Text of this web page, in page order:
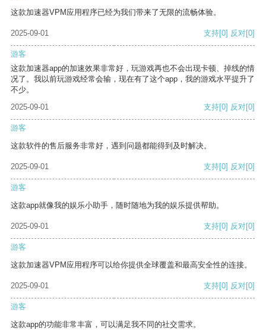
这款加速器VPM应用程序已经为我们带来了无限的流畅体验。
2025-09-01 支持[0] 反对[0]
游客
这款加速器app的加速效果非常好，玩游戏再也不会出现卡顿、掉线的情
况了。我以前玩游戏经常会输，现在有了这个app，我的游戏水平提升了
不少。
2025-09-01
支持[0] 反对[0]
游客
这款软件的售后服务非常好，遇到问题都能得到及时解决。
2025-09-01 支持[0] 反对[0]
游客
这款app就像我的娱乐小助手，随时随地为我的娱乐提供帮助。
2025-09-01 支持[0] 反对[0]
游客
这款加速器VPM应用程序可以给你提供全球覆盖和最高安全性的连接。
2025-09-01 支持[0] 反对[0]
游客
这款app的功能非常丰富，可以满足我不同的社交需求。